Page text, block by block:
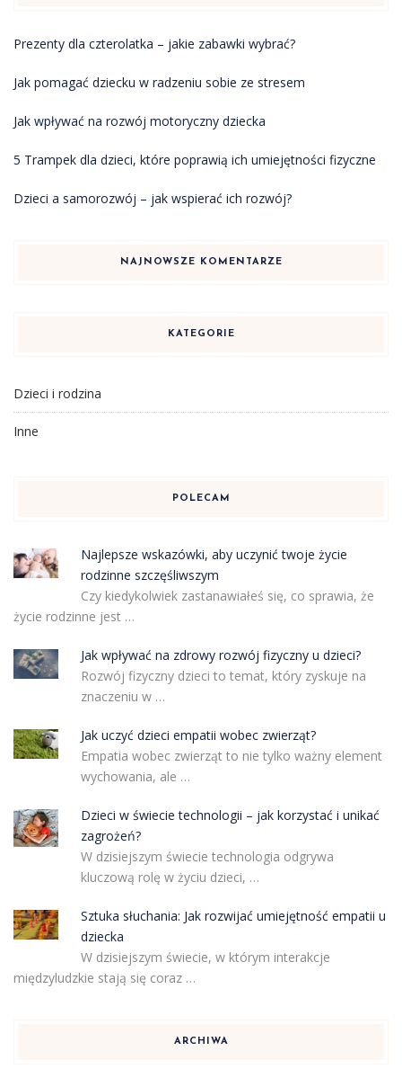
Prezenty dla czterolatka – jakie zabawki wybrać?
Jak pomagać dziecku w radzeniu sobie ze stresem
Jak wpływać na rozwój motoryczny dziecka
5 Trampek dla dzieci, które poprawią ich umiejętności fizyczne
Dzieci a samorozwój – jak wspierać ich rozwój?
NAJNOWSZE KOMENTARZE
KATEGORIE
Dzieci i rodzina
Inne
POLECAM
Najlepsze wskazówki, aby uczynić twoje życie
rodzinne szczęśliwszym
Czy kiedykolwiek zastanawiałeś się, co sprawia, że
życie rodzinne jest …
Jak wpływać na zdrowy rozwój fizyczny u dzieci?
Rozwój fizyczny dzieci to temat, który zyskuje na
znaczeniu w …
Jak uczyć dzieci empatii wobec zwierząt?
Empatia wobec zwierząt to nie tylko ważny element
wychowania, ale …
Dzieci w świecie technologii – jak korzystać i unikać
zagrożeń?
W dzisiejszym świecie technologia odgrywa
kluczową rolę w życiu dzieci, …
Sztuka słuchania: Jak rozwijać umiejętność empatii u
dziecka
W dzisiejszym świecie, w którym interakcje
międzyludzkie stają się coraz …
ARCHIWA